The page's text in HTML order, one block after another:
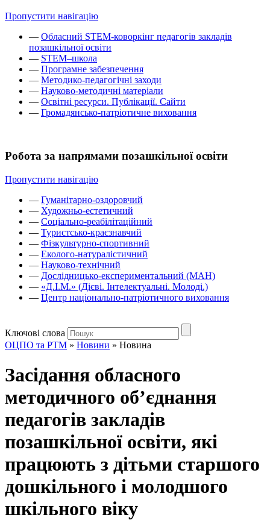
Пропустити навігацію
— Обласний STEM-коворкінг педагогів закладів
позашкільної освіти
— STEM–школа
— Програмне забезпечення
— Методико-педагогічні заходи
— Науково-методичні матеріали
— Освітні ресурси. Публікації. Сайти
— Громадянсько-патріотичне виховання
Робота за напрямами позашкільної освіти
Пропустити навігацію
— Гуманітарно-оздоровчий
— Художньо-естетичний
— Соціально-реабілітаційний
— Туристсько-краєзнавчий
— Фізкультурно-спортивний
— Еколого-натуралістичний
— Науково-технічний
— Дослідницько-експериментальний (МАН)
— «Д.І.М.» (Дієві. Інтелектуальні. Молоді.)
— Центр національно-патріотичного виховання
Ключові слова
ОЦПО та РТМ » Новини » Новина
Засідання обласного
методичного об’єднання
педагогів закладів
позашкільної освіти, які
працюють з дітьми старшого
дошкільного і молодшого
шкільного віку